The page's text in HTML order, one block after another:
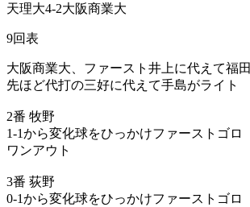
天理大4-2大阪商業大
9回表
大阪商業大、ファースト井上に代えて福田
先ほど代打の三好に代えて手島がライト
2番 牧野
1-1から変化球をひっかけファーストゴロ
ワンアウト
3番 荻野
0-1から変化球をひっかけファーストゴロ